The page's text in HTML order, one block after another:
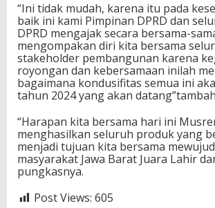
“Ini tidak mudah, karena itu pada
baik ini kami Pimpinan DPRD dan
DPRD mengajak secara bersama-
mengompakan diri kita bersama
stakeholder pembangunan karena
royongan dan kebersamaan inilah
bagaimana kondusifitas semua ini
tahun 2024 yang akan
“Harapan kita bersama hari ini
menghasilkan seluruh produk yang
menjadi tujuan kita bersama
masyarakat Jawa Barat Juara Lahir
pungkasnya.
Post Views: 605